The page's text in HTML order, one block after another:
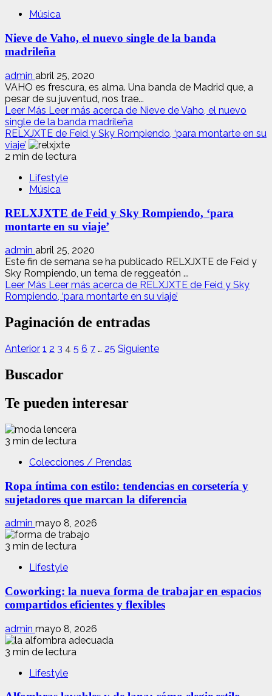
Música
Nieve de Vaho, el nuevo single de la banda
madrileña
admin abril 25, 2020
VAHO es frescura, es alma. Una banda de Madrid que, a
pesar de su juventud, nos trae...
Leer Más Leer más acerca de Nieve de Vaho, el nuevo
single de la banda madrileña
RELXJXTE de Feid y Sky Rompiendo, ‘para montarte en su
viaje’
2 min de lectura
Lifestyle
Música
RELXJXTE de Feid y Sky Rompiendo, ‘para
montarte en su viaje’
admin abril 25, 2020
Este fin de semana se ha publicado RELXJXTE de Feid y
Sky Rompiendo, un tema de reggeatón ...
Leer Más Leer más acerca de RELXJXTE de Feid y Sky
Rompiendo, ‘para montarte en su viaje’
Paginación de entradas
Anterior 1 2 3 4 5 6 7 … 25 Siguiente
Buscador
Te pueden interesar
3 min de lectura
Colecciones / Prendas
Ropa íntima con estilo: tendencias en corsetería y
sujetadores que marcan la diferencia
admin mayo 8, 2026
3 min de lectura
Lifestyle
Coworking: la nueva forma de trabajar en espacios
compartidos eficientes y flexibles
admin mayo 8, 2026
3 min de lectura
Lifestyle